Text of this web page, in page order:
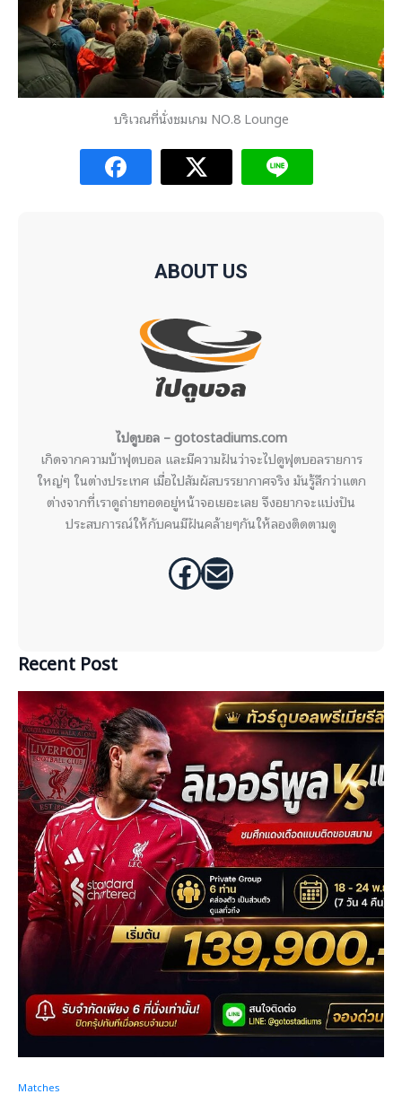
บริเวณที่นั่งชมเกม NO.8 Lounge
ABOUT US
ไปดูบอล – gotostadiums.com
เกิดจากความบ้าฟุตบอล และมีความฝันว่าจะไปดูฟุตบอลรายการ
ใหญ่ๆ ในต่างประเทศ เมื่อไปสัมผัสบรรยากาศจริง มันรู้สึกว่าแตก
ต่างจากที่เราดูถ่ายทอดอยู่หน้าจอเยอะเลย จึงอยากจะแบ่งปัน
ประสบการณ์ให้กับคนมีฝันคล้ายๆกันให้ลองติดตามดู
Facebook Mail
Recent Post
Matches